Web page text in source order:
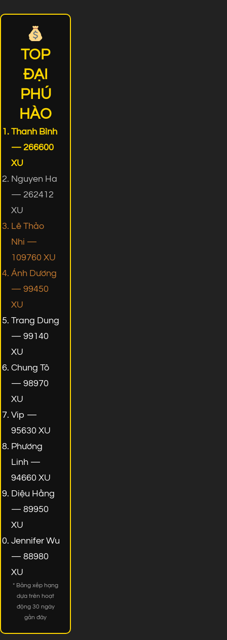
TOP
ĐẠI
PHÚ
HÀO
Thanh Bình
— 266600
XU
Nguyen Ha
— 262412
XU
Lê Thảo
Nhi —
109760 XU
Ánh Dương
— 99450
XU
Trang Dung
— 99140
XU
Chung Tô
— 98970
XU
Vip —
95630 XU
Phương
Linh —
94660 XU
Diệu Hằng
— 89950
XU
Jennifer Wu
— 88980
XU
* Bảng xếp hạng
dựa trên hoạt
động 30 ngày
gần đây